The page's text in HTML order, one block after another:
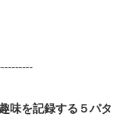
味を記録する５パタ